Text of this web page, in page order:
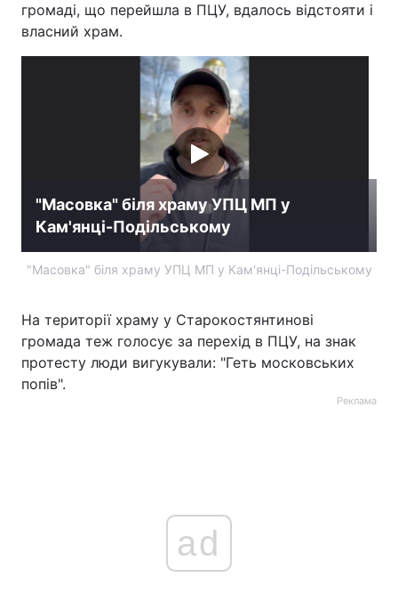
Інтерв'ю
Вакансії
Тема оформлення
громаді, що перейшла в ПЦУ, вдалось відстояти і
власний храм.
"Масовка" біля храму УПЦ МП у
Кам'янці-Подільському
"Масовка" біля храму УПЦ МП у Кам'янці-Подільському
На території храму у Старокостянтинові
громада теж голосує за перехід в ПЦУ, на знак
протесту люди вигукували: "Геть московських
попів".
Реклама
ad